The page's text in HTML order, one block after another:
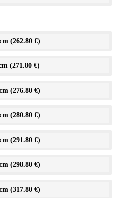
(262.80 €)
(271.80 €)
(276.80 €)
(280.80 €)
(291.80 €)
(298.80 €)
(317.80 €)